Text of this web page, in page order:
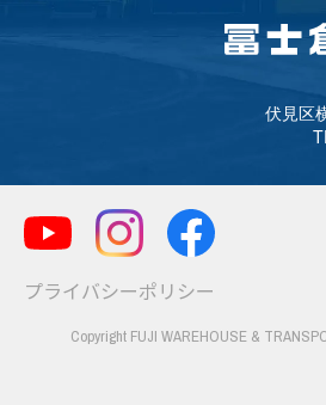
伏見区
プライバシーポリシー
Copyright FUJI WAREHOUSE &